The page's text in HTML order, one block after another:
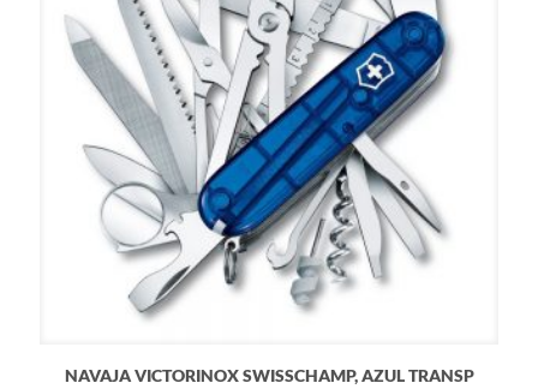
NAVAJA VICTORINOX SWISSCHAMP, AZUL TRANSP